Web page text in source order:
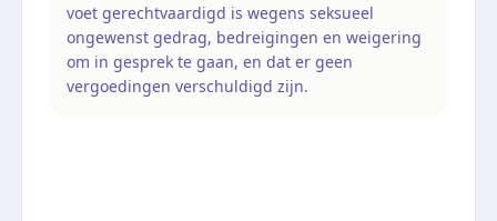
voet gerechtvaardigd is wegens seksueel
ongewenst gedrag, bedreigingen en weigering
om in gesprek te gaan, en dat er geen
vergoedingen verschuldigd zijn.